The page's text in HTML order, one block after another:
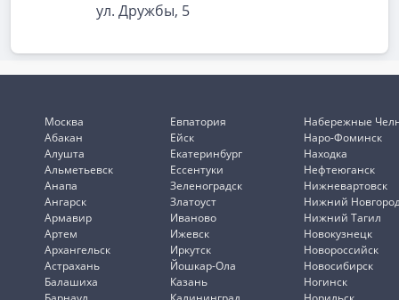
ул. Дружбы, 5
Москва
Абакан
Алушта
Альметьевск
Анапа
Ангарск
Армавир
Артем
Архангельск
Астрахань
Балашиха
Евпатория
Ейск
Екатеринбург
Ессентуки
Зеленоградск
Златоуст
Иваново
Ижевск
Иркутск
Йошкар-Ола
Казань
Набережные
Наро-Фоминск
Находка
Нефтеюганск
Нижневартовск
Нижний
Нижний Тагил
Новокузнецк
Новороссийск
Новосибирск
Ногинск